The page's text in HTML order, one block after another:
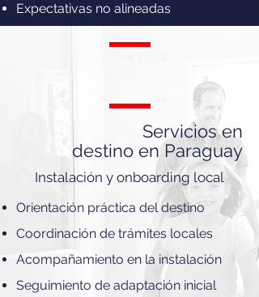
Expectativas no alineadas
Servicios en
destino en Paraguay
Instalación y onboarding local
Orientación práctica del destino
Coordinación de trámites locales
Acompañamiento en la instalación
Seguimiento de adaptación inicial